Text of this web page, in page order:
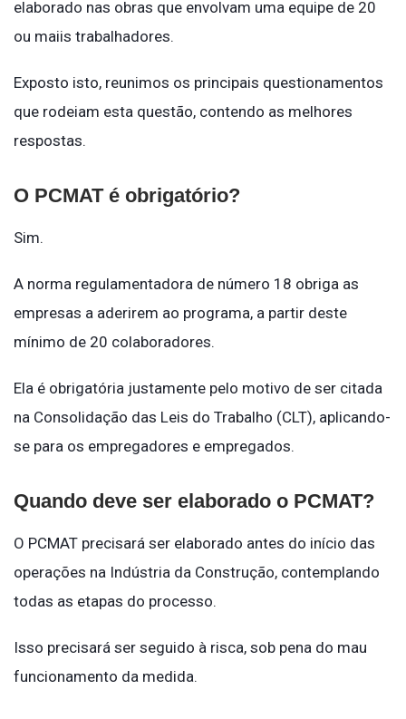
elaborado nas obras que envolvam uma equipe de 20
ou maiis trabalhadores.
Exposto isto, reunimos os principais questionamentos
que rodeiam esta questão, contendo as melhores
respostas.
O PCMAT é obrigatório?
Sim.
A norma regulamentadora de número 18 obriga as
empresas a aderirem ao programa, a partir deste
mínimo de 20 colaboradores.
Ela é obrigatória justamente pelo motivo de ser citada
na Consolidação das Leis do Trabalho (CLT), aplicando-
se para os empregadores e empregados.
Quando deve ser elaborado o PCMAT?
O PCMAT precisará ser elaborado antes do início das
operações na Indústria da Construção, contemplando
todas as etapas do processo.
Isso precisará ser seguido à risca, sob pena do mau
funcionamento da medida.